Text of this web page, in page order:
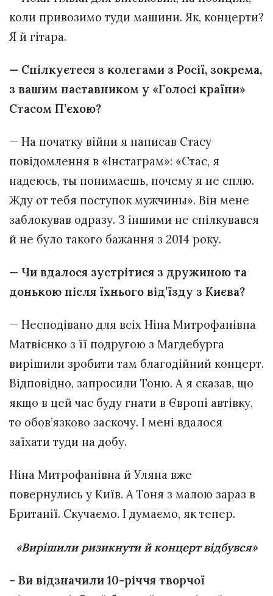
коли привозимо туди машини. Як, концерти?
Я й гітара.
— Спілкуєтеся з колегами з Росії, зокрема,
з вашим наставником у «Голосі країни»
Стасом П’єхою?
— На початку війни я написав Стасу
повідомлення в «Інстаграм»: «Стас, я
надеюсь, ты понимаешь, почему я не сплю.
Жду от тебя поступок мужчины». Він мене
заблокував одразу. З іншими не спілкувався
й не було такого бажання з 2014 року.
— Чи вдалося зустрітися з дружиною та
донькою після їхнього від’їзду з Києва?
— Несподівано для всіх Ніна Митрофанівна
Матвієнко з її подругою з Магдебурга
вирішили зробити там благодійний концерт.
Відповідно, запросили Тоню. А я сказав, що
якщо в цей час буду гнати в Європі автівку,
то обов’язково заскочу. І мені вдалося
заїхати туди на добу.
Ніна Митрофанівна й Уляна вже
повернулись у Київ. А Тоня з малою зараз в
Британії. Скучаємо. І думаємо, як тепер.
«Вирішили ризикнути й концерт відбувся»
– Ви відзначили 10-річчя творчої